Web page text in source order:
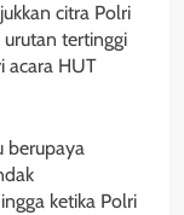
citra Polri
tertinggi
acara HUT
berupaya
ketika Polri